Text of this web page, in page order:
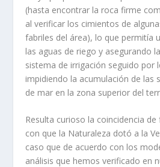
(hasta encontrar la roca firme
al verificar los cimientos de
fabriles del área), lo que permitía
las aguas de riego y asegurando
sistema de irrigación seguido por
impidiendo la acumulación de las
de mar en la zona superior del
Resulta curioso la coincidencia
con que la Naturaleza dotó a la
caso que de acuerdo con los
análisis que hemos verificado en